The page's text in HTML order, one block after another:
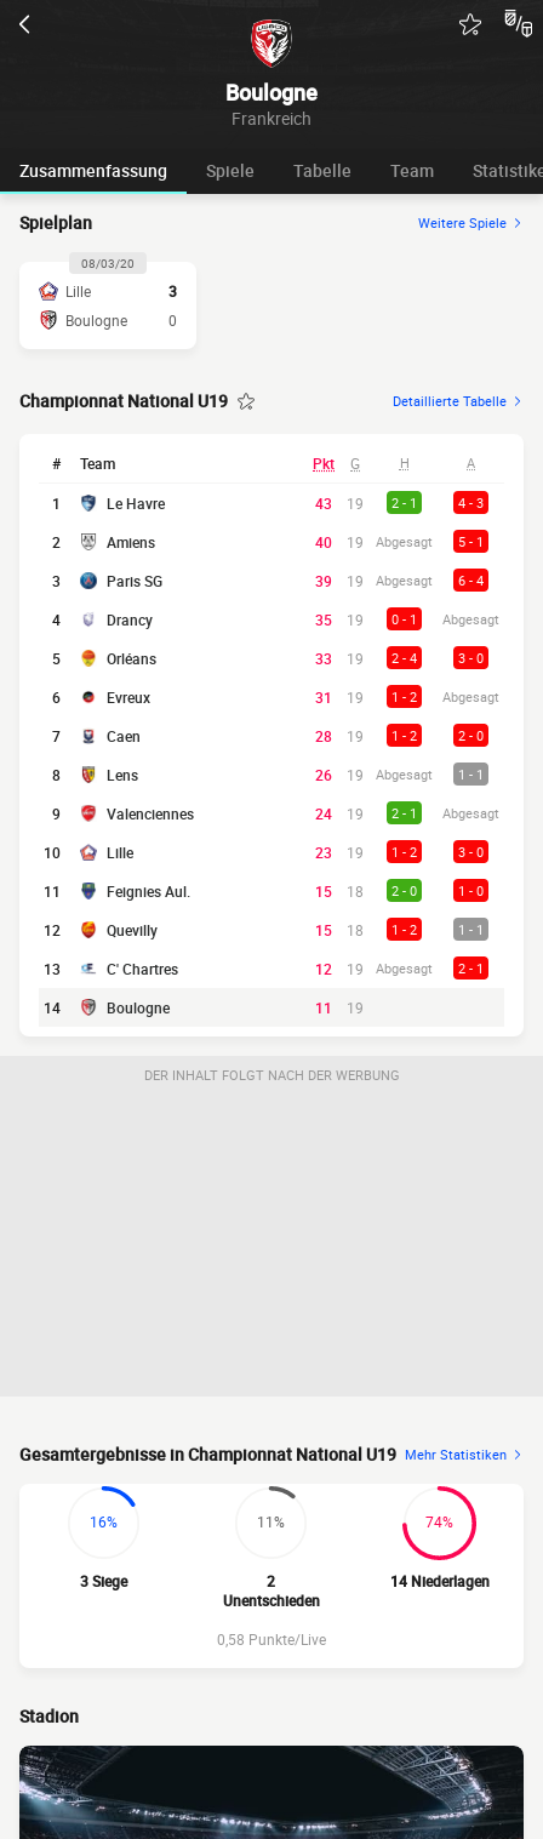
Boulogne
Frankreich
Zusammenfassung Spiele Tabelle Team
Spielplan Weitere Spiele
08/03/20
Lille
3
Boulogne
0
Championnat National U19 Detaillierte Tabelle
# Team Pkt G H A
1 Le Havre 43 19 2 - 1 4 - 3
2 Amiens 40 19 Abgesagt 5 - 1
3 Paris SG 39 19 Abgesagt 6 - 4
4 Drancy 35 19 0 - 1 Abgesagt
5 Orléans 33 19 2 - 4 3 - 0
6 Evreux 31 19 1 - 2 Abgesagt
7 Caen 28 19 1 - 2 2 - 0
8 Lens 26 19 Abgesagt 1 - 1
9 Valenciennes 24 19 2 - 1 Abgesagt
10 Lille 23 19 1 - 2 3 - 0
11 Feignies Aul. 15 18 2 - 0 1 - 0
12 Quevilly 15 18 1 - 2 1 - 1
13 C' Chartres 12 19 Abgesagt 2 - 1
14 Boulogne 11 19
DER INHALT FOLGT NACH DER WERBUNG
Gesamtergebnisse in Championnat National U19 Mehr Statistiken
16%
3 Siege
11%
2
Unentschieden
74%
14 Niederlagen
0,58 Punkte/Live
Stadion